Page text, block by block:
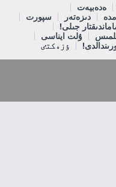
ەدەبيەت
دىزەتەر
سپورت
جىلى!
ۇلت ايناسى
ٶزەكتٸ